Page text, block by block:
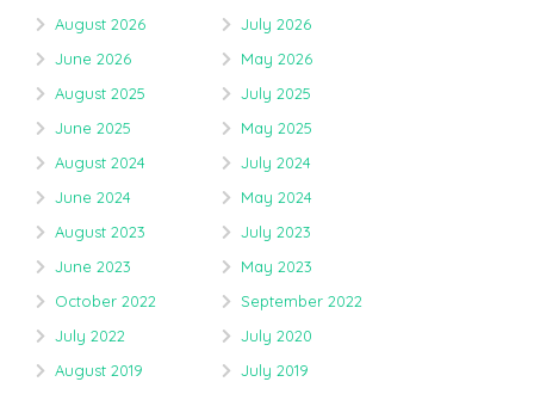
August 2026
July 2026
June 2026
May 2026
August 2025
July 2025
June 2025
May 2025
August 2024
July 2024
June 2024
May 2024
August 2023
July 2023
June 2023
May 2023
October 2022
September 2022
July 2022
July 2020
August 2019
July 2019